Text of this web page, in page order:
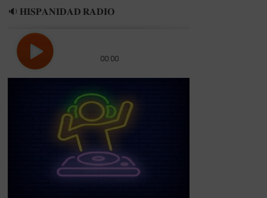
🔉 𝐇𝐈𝐒𝐏𝐀𝐍𝐈𝐃𝐀𝐃 𝐑𝐀𝐃𝐈𝐎